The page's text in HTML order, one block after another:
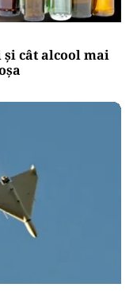
cât alcool mai